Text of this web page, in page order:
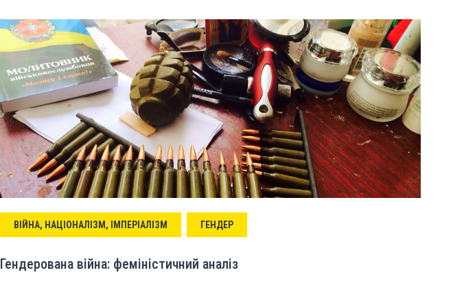
ВІЙНА, НАЦІОНАЛІЗМ, ІМПЕРІАЛІЗМ ГЕНДЕР
Гендерована війна: феміністичний аналіз